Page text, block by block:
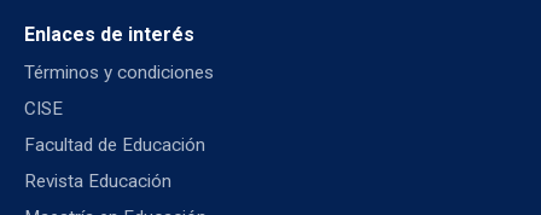
Enlaces de interés
Términos y condiciones
CISE
Facultad de Educación
Revista Educación